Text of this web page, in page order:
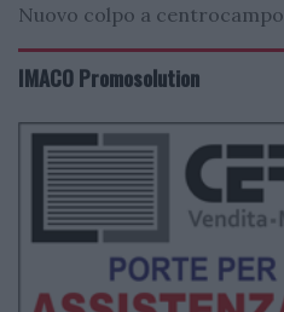
Nuovo colpo a centrocampo
IMACO Promosolution